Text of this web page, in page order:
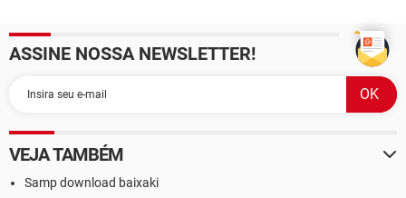
ASSINE NOSSA NEWSLETTER!
VEJA TAMBÉM
Samp download baixaki